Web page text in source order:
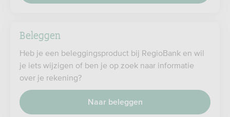
Beleggen
Heb je een beleggingsproduct bij RegioBank en wil
je iets wijzigen of ben je op zoek naar informatie
over je rekening?
Naar beleggen